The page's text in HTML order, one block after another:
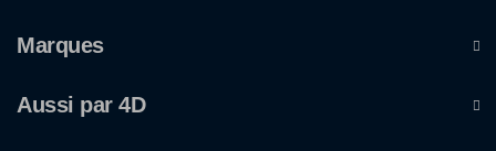
Marques
Aussi par 4D